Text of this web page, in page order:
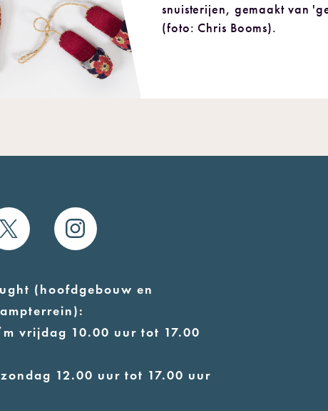
snuisterijen, gemaakt van
(foto: Chris Booms).
(hoofdgebouw en
vrijdag 10.00 uur tot 17.00
12.00 uur tot 17.00 uur